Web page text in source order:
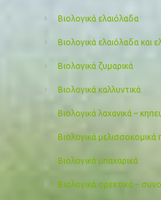
Βιολογικά ελαιόλαδα
Βιολογικά ελαιόλαδα και
Βιολογικά ζυμαρικά
Βιολογικά καλλυντικά
Βιολογικά λαχανικά –
Βιολογικά μελισσοκομικά
Βιολογικά μπαχαρικά
Βιολογικά ορεκτικά –